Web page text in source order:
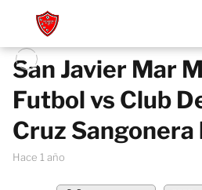
San Javier Mar
Futbol vs Club
Cruz Sangonera
hace 1 año